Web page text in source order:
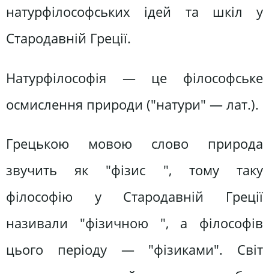
натурфілософських ідей та шкіл у
Стародавній Греції.
Натурфілософія — це філософське
осмислення природи ("натури" — лат.).
Грецькою мовою слово природа
звучить як "фізис ", тому таку
філософію у Стародавній Греції
називали "фізичною ", а філософів
цього періоду — "фізиками". Світ